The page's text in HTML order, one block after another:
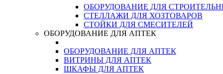
ОБОРУДОВАНИЕ ДЛЯ
СТЕЛЛАЖИ ДЛЯ ХОЗТОВАРОВ
СТОЙКИ ДЛЯ СМЕСИТЕЛЕЙ
ОБОРУДОВАНИЕ ДЛЯ АПТЕК
ОБОРУДОВАНИЕ ДЛЯ АПТЕК
ВИТРИНЫ ДЛЯ АПТЕК
ШКАФЫ ДЛЯ АПТЕК